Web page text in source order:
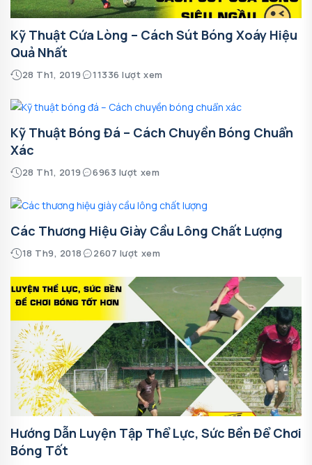
Kỹ Thuật Cứa Lòng – Cách Sút Bóng Xoáy Hiệu
Quả Nhất
28 Th1, 2019 11336 lượt xem
Kỹ Thuật Bóng Đá – Cách Chuyền Bóng Chuẩn
Xác
28 Th1, 2019 6963 lượt xem
Các Thương Hiệu Giày Cầu Lông Chất Lượng
18 Th9, 2018 2607 lượt xem
Hướng Dẫn Luyện Tập Thể Lực, Sức Bền Để Chơi
Bóng Tốt